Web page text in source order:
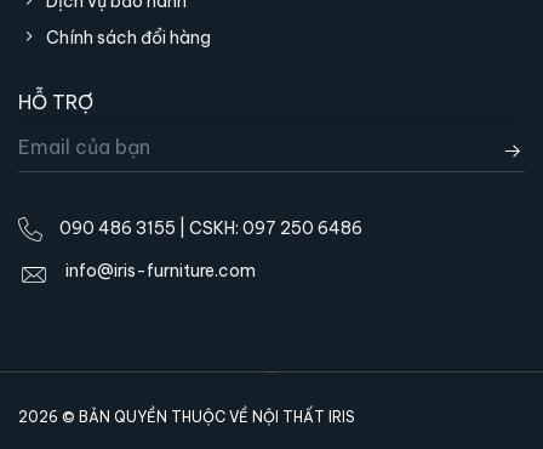
Chính sách đổi hàng
HỖ TRỢ
090 486 3155 | CSKH: 097 250 6486
info@iris-furniture.com
2026 © BẢN QUYỀN THUỘC VỀ NỘI THẤT IRIS